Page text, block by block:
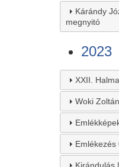
Kárándy
megnyitó
2023
XXII.
Woki
Emlékezés